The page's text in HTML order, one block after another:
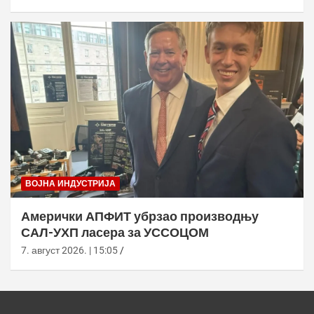
ВОЈНА ИНДУСТРИЈА
Амерички АПФИТ убрзао производњу
САЛ-УХП ласера за УССОЦОМ
7. август 2026. | 15:05